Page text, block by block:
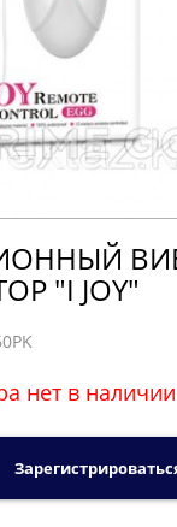
"I JOY"
нет в наличии